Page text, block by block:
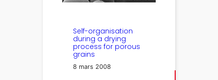
Self-organisation
during a drying
process for porous
grains
8 mars 2008